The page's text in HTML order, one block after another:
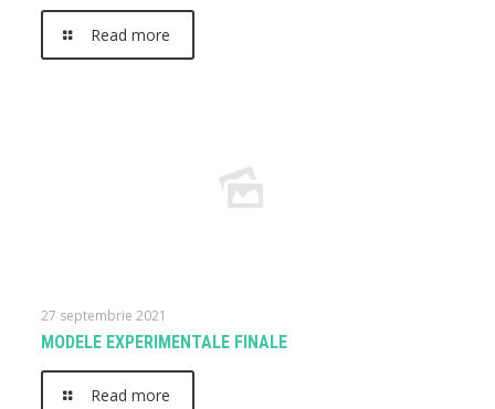
Read more
27 septembrie 2021
MODELE EXPERIMENTALE FINALE
Read more